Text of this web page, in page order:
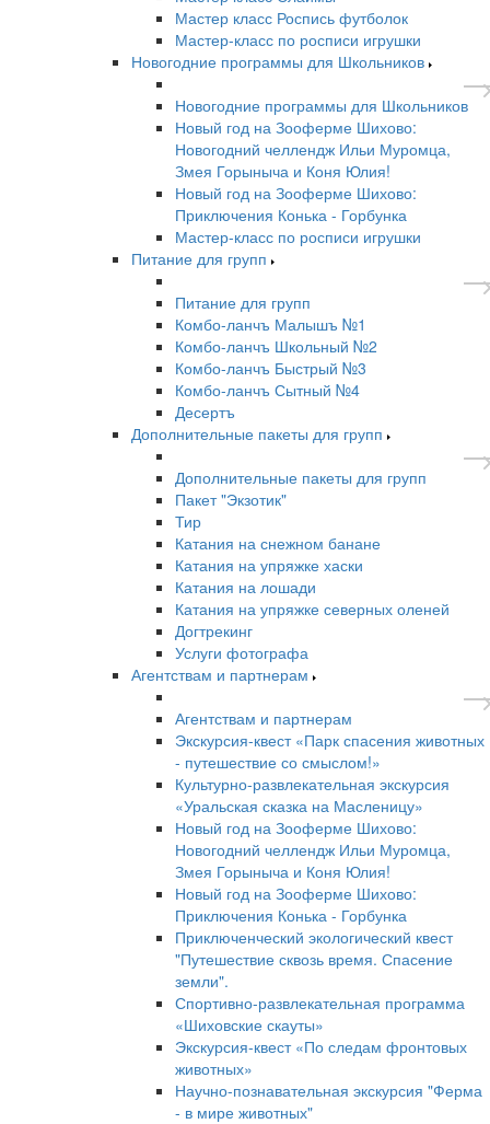
Мастер класс Роспись футболок
Мастер-класс по росписи игрушки
Новогодние программы для Школьников
Новогодние программы для Школьников
Новый год на Зооферме Шихово:
Новогодний челлендж Ильи Муромца,
Змея Горыныча и Коня Юлия!
Новый год на Зооферме Шихово:
Приключения Конька - Горбунка
Мастер-класс по росписи игрушки
Питание для групп
Питание для групп
Комбо-ланчъ Малышъ №1
Комбо-ланчъ Школьный №2
Комбо-ланчъ Быстрый №3
Комбо-ланчъ Сытный №4
Десертъ
Дополнительные пакеты для групп
Дополнительные пакеты для групп
Пакет "Экзотик"
Тир
Катания на снежном банане
Катания на упряжке хаски
Катания на лошади
Катания на упряжке северных оленей
Догтрекинг
Услуги фотографа
Агентствам и партнерам
Агентствам и партнерам
Экскурсия-квест «Парк спасения животных
- путешествие со смыслом!»
Культурно-развлекательная экскурсия
«Уральская сказка на Масленицу»
Новый год на Зооферме Шихово:
Новогодний челлендж Ильи Муромца,
Змея Горыныча и Коня Юлия!
Новый год на Зооферме Шихово:
Приключения Конька - Горбунка
Приключенческий экологический квест
"Путешествие сквозь время. Спасение
земли".
Спортивно-развлекательная программа
«Шиховские скауты»
Экскурсия-квест «По следам фронтовых
животных»
Научно-познавательная экскурсия "Ферма
- в мире животных"